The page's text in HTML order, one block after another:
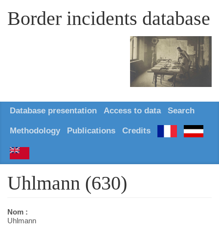
Border incidents database
Database presentation Access to data Search
Methodology Publications Credits
Uhlmann (630)
Nom :
Uhlmann